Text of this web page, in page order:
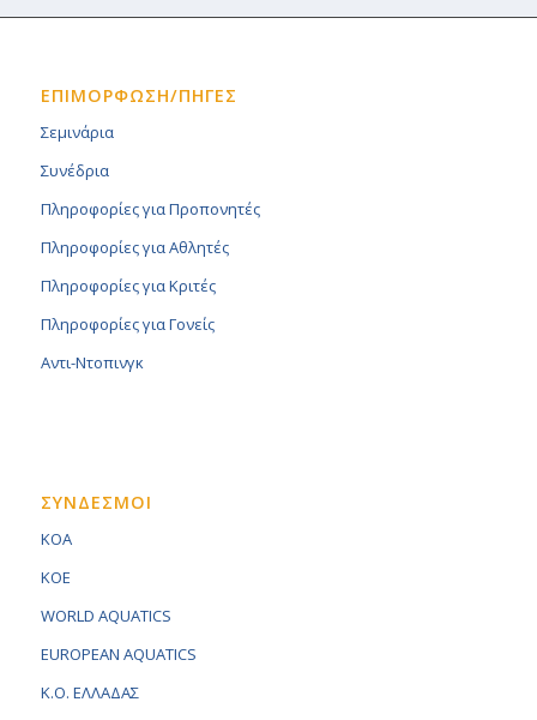
ΕΠΙΜΟΡΦΩΣΗ/ΠΗΓΕΣ
Σεμινάρια
Συνέδρια
Πληροφορίες για Προπονητές
Πληροφορίες για Αθλητές
Πληροφορίες για Κριτές
Πληροφορίες για Γονείς
Αντι-Ντοπινγκ
ΣΥΝΔΕΣΜΟΙ
KOA
KOE
WORLD AQUATICS
EUROPEAN AQUATICS
K.O. ΕΛΛΑΔΑΣ